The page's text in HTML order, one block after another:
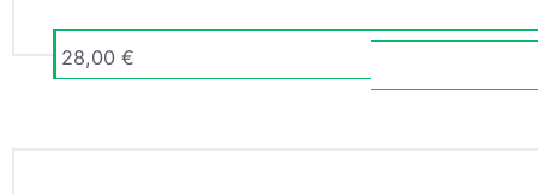
28,00 €